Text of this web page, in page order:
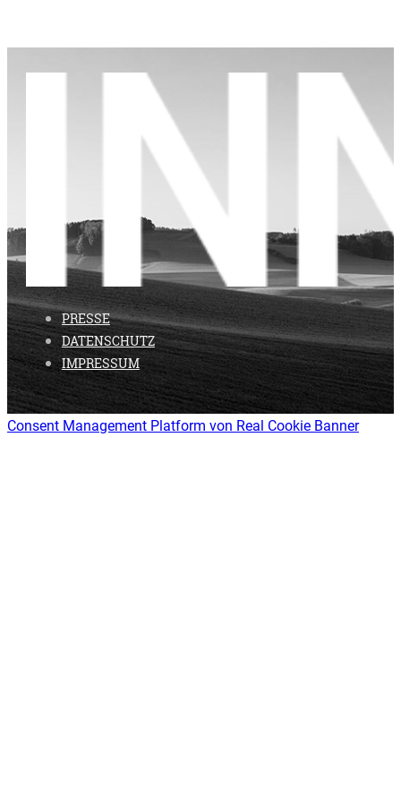
PRESSE
DATENSCHUTZ
IMPRESSUM
Consent Management Platform von Real Cookie Banner